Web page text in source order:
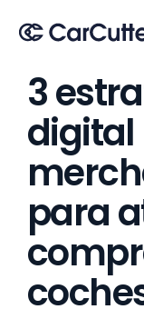
3
digital
para